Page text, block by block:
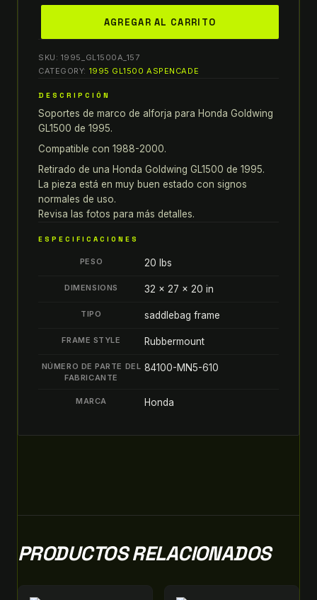
goldwing
GL
1500
SOPORTE
DE
MARCO
DE
ALFORJA
quantity
AGREGAR AL CARRITO
SKU: 1995_GL1500A_157
CATEGORY: 1995 GL1500 ASPENCADE
DESCRIPCIÓN
Soportes de marco de alforja para Honda Goldwing
GL1500 de 1995.
Compatible con 1988-2000.
Retirado de una Honda Goldwing GL1500 de 1995.
La pieza está en muy buen estado con signos
normales de uso.
Revisa las fotos para más detalles.
ESPECIFICACIONES
PESO 20 lbs
DIMENSIONS 32 × 27 × 20 in
TIPO saddlebag frame
FRAME STYLE Rubbermount
NÚMERO DE PARTE DEL
FABRICANTE
84100-MN5-610
MARCA Honda
PRODUCTOS RELACIONADOS